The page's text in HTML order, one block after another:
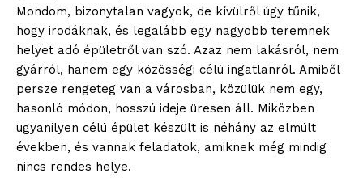
Mondom, bizonytalan vagyok, de kívülről úgy tűnik,
hogy irodáknak, és legalább egy nagyobb teremnek
helyet adó épületről van szó. Azaz nem lakásról, nem
gyárról, hanem egy közösségi célú ingatlanról. Amiből
persze rengeteg van a városban, közülük nem egy,
hasonló módon, hosszú ideje üresen áll. Miközben
ugyanilyen célú épület készült is néhány az elmúlt
években, és vannak feladatok, amiknek még mindig
nincs rendes helye.